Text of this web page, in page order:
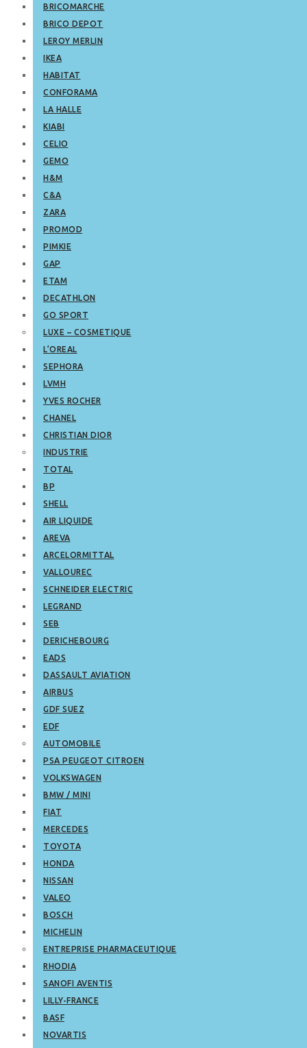
BRICOMARCHE
BRICO DEPOT
LEROY MERLIN
IKEA
HABITAT
CONFORAMA
LA HALLE
KIABI
CELIO
GEMO
H&M
C&A
ZARA
PROMOD
PIMKIE
GAP
ETAM
DECATHLON
GO SPORT
LUXE – COSMETIQUE
L’OREAL
SEPHORA
LVMH
YVES ROCHER
CHANEL
CHRISTIAN DIOR
INDUSTRIE
TOTAL
BP
SHELL
AIR LIQUIDE
AREVA
ARCELORMITTAL
VALLOUREC
SCHNEIDER ELECTRIC
LEGRAND
SEB
DERICHEBOURG
EADS
DASSAULT AVIATION
AIRBUS
GDF SUEZ
EDF
AUTOMOBILE
PSA PEUGEOT CITROEN
VOLKSWAGEN
BMW / MINI
FIAT
MERCEDES
TOYOTA
HONDA
NISSAN
VALEO
BOSCH
MICHELIN
ENTREPRISE PHARMACEUTIQUE
RHODIA
SANOFI AVENTIS
LILLY-FRANCE
BASF
NOVARTIS